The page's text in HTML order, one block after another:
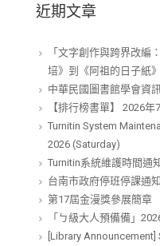
近期文章
「文字創作與跨界改編
培》到《阿祖的日子紙
中華民國圖書館學會資
【排行榜書單】 2026
Turnitin System
2026 (Saturday)
Turnitin系統維護時間通
台南市政府停班停課通知
第17屆金漫獎參展簡章
「ㄅ級大人預備備」
[Library